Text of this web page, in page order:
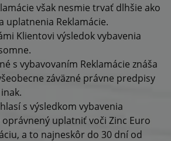
však nesmie trvať dlhšie ako
uplatnenia Reklamácie.
Klientovi výsledok vybavenia
s vybavovaním Reklamácie znáša
záväzné právne predpisy
s výsledkom vybavenia
oprávnený uplatniť voči Zinc Euro
a to najneskôr do 30 dní od